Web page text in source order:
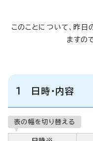
このことについて、昨日
ますの
1 日時・内容
表の幅を切り替える